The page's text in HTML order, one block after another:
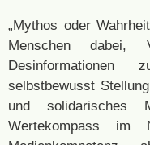
„Mythos oder
Menschen dabei,
selbstbewusst
und solidarisches
Wertekompass